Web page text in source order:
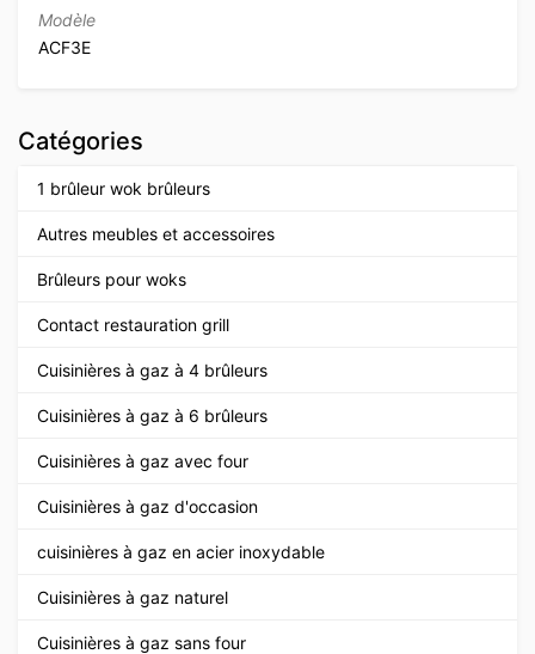
Modèle
ACF3E
Catégories
1 brûleur wok brûleurs
Autres meubles et accessoires
Brûleurs pour woks
Contact restauration grill
Cuisinières à gaz à 4 brûleurs
Cuisinières à gaz à 6 brûleurs
Cuisinières à gaz avec four
Cuisinières à gaz d'occasion
cuisinières à gaz en acier inoxydable
Cuisinières à gaz naturel
Cuisinières à gaz sans four